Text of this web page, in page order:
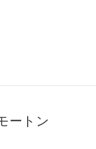
ートン